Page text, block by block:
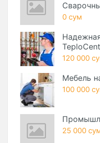
0 сум
120 000
Мебель
100 000
25 000